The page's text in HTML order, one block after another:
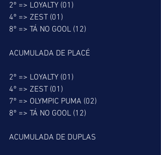
2º => LOYALTY (01)
4º => ZEST (01)
8º => TÁ NO GOOL (12)
ACUMULADA DE PLACÉ
2º => LOYALTY (01)
4º => ZEST (01)
7º => OLYMPIC PUMA (02)
8º => TÁ NO GOOL (12)
ACUMULADA DE DUPLAS